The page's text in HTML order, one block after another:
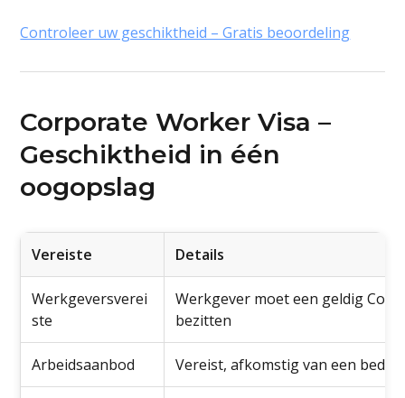
Controleer uw geschiktheid – Gratis beoordeling
Corporate Worker Visa –
Geschiktheid in één
oogopslag
Vereiste Details
Werkgeversverei
ste
Werkgever moet een geldig
bezitten
Arbeidsaanbod Vereist, afkomstig van een